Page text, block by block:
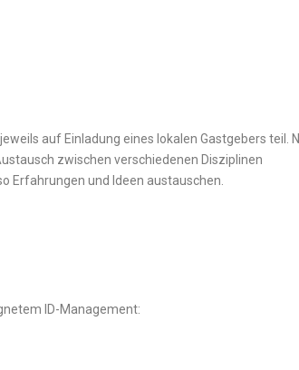
auf Einladung eines lokalen Gastgebers teil.
zwischen verschiedenen Disziplinen
Erfahrungen und Ideen austauschen.
ID-Management: